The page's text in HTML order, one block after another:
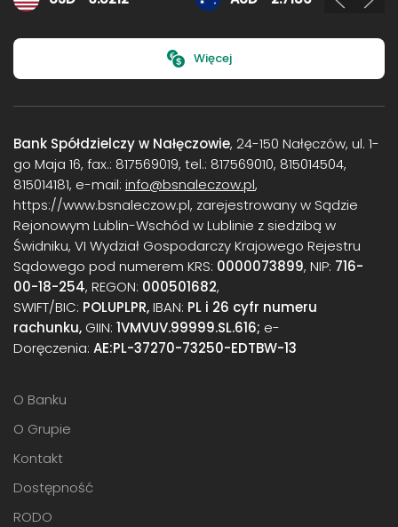
Więcej
Bank Spółdzielczy w Nałęczowie, 24-150 Nałęczów, ul. 1-
go Maja 16, fax.: 817569019, tel.: 817569010, 815014504,
815014181, e-mail: info@bsnaleczow.pl,
https://www.bsnaleczow.pl, zarejestrowany w Sądzie
Rejonowym Lublin-Wschód w Lublinie z siedzibą w
Świdniku, VI Wydział Gospodarczy Krajowego Rejestru
Sądowego pod numerem KRS: 0000073899, NIP: 716-
00-18-254, REGON: 000501682,
SWIFT/BIC: POLUPLPR,IBAN: PL i 26 cyfr numeru
rachunku, GIIN: 1VMVUV.99999.SL.616; e-
Doręczenia: AE:PL-37270-73250-EDTBW-13
O Banku
O Grupie
Kontakt
Dostępność
RODO